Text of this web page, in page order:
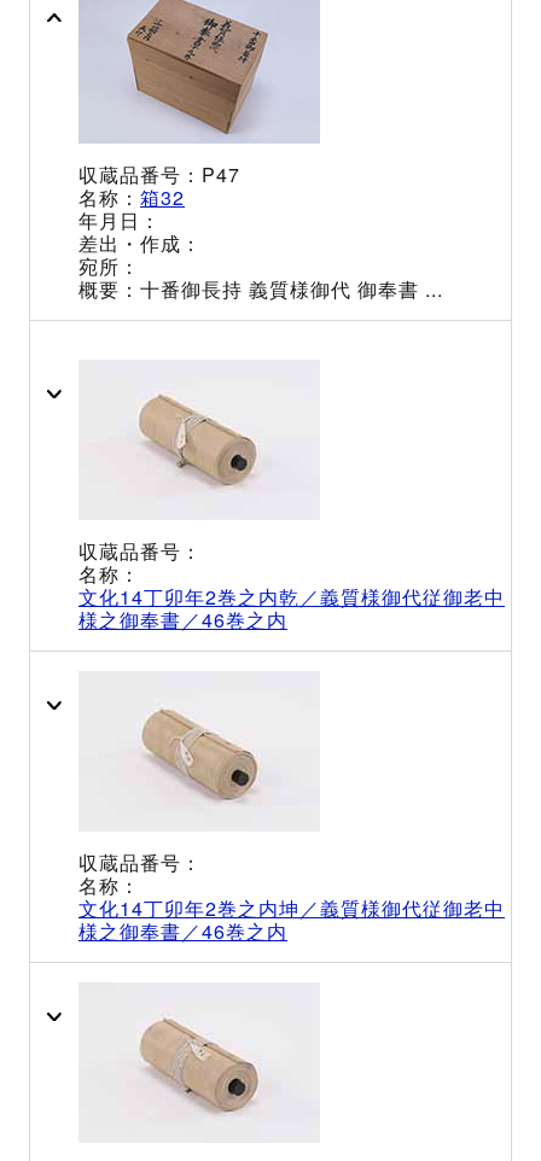
P47
箱32
十番御長持 義質様御代 御奉書 ...
文化14丁卯年2巻之内乾／義質様御代従御老中
様之御奉書／46巻之内
文化14丁卯年2巻之内坤／義質様御代従御老中
様之御奉書／46巻之内